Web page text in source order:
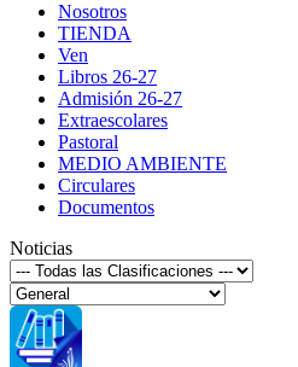
Nosotros
TIENDA
Ven
Libros 26-27
Admisión 26-27
Extraescolares
Pastoral
MEDIO AMBIENTE
Circulares
Documentos
Noticias